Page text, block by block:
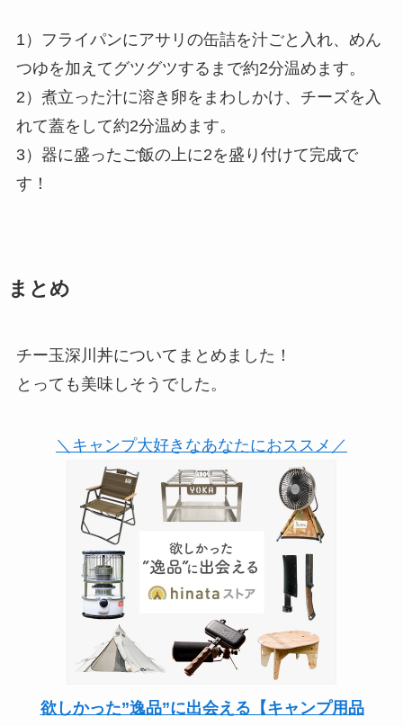
1）フライパンにアサリの缶詰を汁ごと入れ、めん
つゆを加えてグツグツするまで約2分温めます。
2）煮立った汁に溶き卵をまわしかけ、チーズを入
れて蓋をして約2分温めます。
3）器に盛ったご飯の上に2を盛り付けて完成で
す！
まとめ
チー玉深川丼についてまとめました！
とっても美味しそうでした。
＼キャンプ大好きなあなたにおススメ／
欲しかった”逸品”に出会える【キャンプ用品